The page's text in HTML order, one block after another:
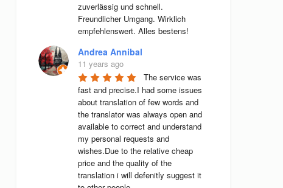
zuverlässig und schnell.
Freundlicher Umgang. Wirklich
empfehlenswert. Alles bestens!
Andrea Annibal
11 years ago
The service was
fast and precise.I had some issues
about translation of few words and
the translator was always open and
available to correct and understand
my personal requests and
wishes.Due to the relative cheap
price and the quality of the
translation i will defenitly suggest it